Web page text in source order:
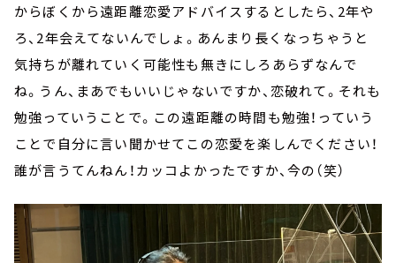
からぼくから遠距離恋愛アドバイスするとしたら、2年や
ろ、2年会えてないんでしょ。あんまり長くなっちゃうと
気持ちが離れていく可能性も無きにしろあらずなんで
ね。うん、まあでもいいじゃないですか、恋破れて。それも
勉強っていうことで。この遠距離の時間も勉強！っていう
ことで自分に言い聞かせてこの恋愛を楽しんでください！
誰が言うてんねん！カッコよかったですか、今の（笑）